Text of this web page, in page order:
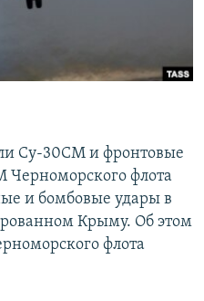
Су-30СМ и фронтовые
флота
и бомбовые удары в
Крыму. Об этом
флота